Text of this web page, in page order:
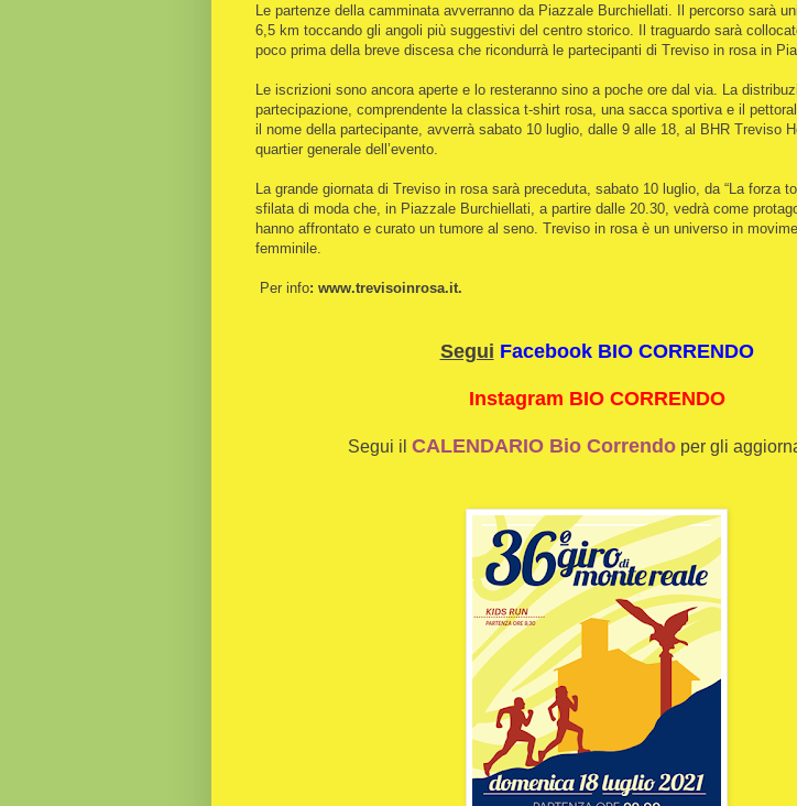
Le partenze della camminata avverranno da Piazzale Burchiellati. Il percorso sarà
6,5 km toccando gli angoli più suggestivi del centro storico. Il traguardo sarà
poco prima della breve discesa che ricondurrà le partecipanti di Treviso in rosa in
Le iscrizioni sono ancora aperte e lo resteranno sino a poche ore dal via. La
partecipazione, comprendente la classica t-shirt rosa, una sacca sportiva e il
il nome della partecipante, avverrà sabato 10 luglio, dalle 9 alle 18, al BHR Treviso
quartier generale dell’evento.
La grande giornata di Treviso in rosa sarà preceduta, sabato 10 luglio, da “La forza
sfilata di moda che, in Piazzale Burchiellati, a partire dalle 20.30, vedrà come
hanno affrontato e curato un tumore al seno. Treviso in rosa è un universo in
femminile.
Per info: www.trevisoinrosa.it.
Segui Facebook BIO CORRENDO
Instagram BIO CORRENDO
Segui il CALENDARIO Bio Correndo per gli